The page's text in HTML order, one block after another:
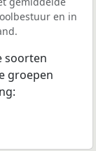
en in
soorten
groepen